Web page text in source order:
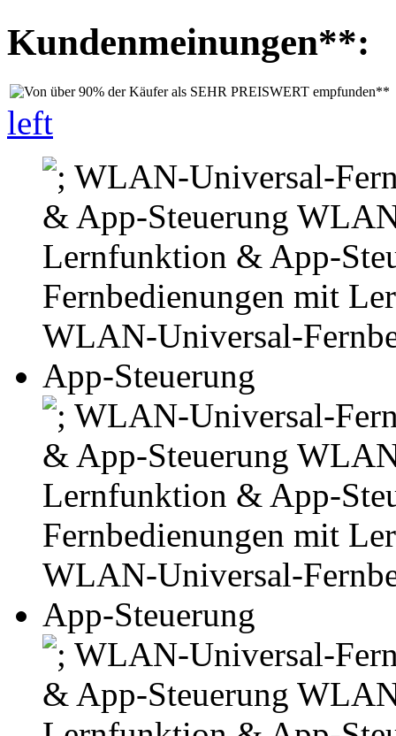
Kundenmeinungen**:
left